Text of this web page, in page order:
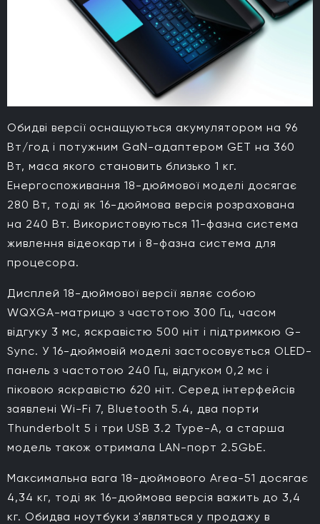
Обидві версії оснащуються акумулятором на 96
Вт/год і потужним GaN-адаптером GET на 360
Вт, маса якого становить близько 1 кг.
Енергоспоживання 18-дюймової моделі досягає
280 Вт, тоді як 16-дюймова версія розрахована
на 240 Вт. Використовуються 11-фазна система
живлення відеокарти і 8-фазна система для
процесора.
Дисплей 18-дюймової версії являє собою
WQXGA-матрицю з частотою 300 Гц, часом
відгуку 3 мс, яскравістю 500 ніт і підтримкою G-
Sync. У 16-дюймовій моделі застосовується OLED-
панель з частотою 240 Гц, відгуком 0,2 мс і
піковою яскравістю 620 ніт. Серед інтерфейсів
заявлені Wi-Fi 7, Bluetooth 5.4, два порти
Thunderbolt 5 і три USB 3.2 Type-A, а старша
модель також отримала LAN-порт 2.5GbE.
Максимальна вага 18-дюймового Area-51 досягає
4,34 кг, тоді як 16-дюймова версія важить до 3,4
кг. Обидва ноутбуки з'являться у продажу в